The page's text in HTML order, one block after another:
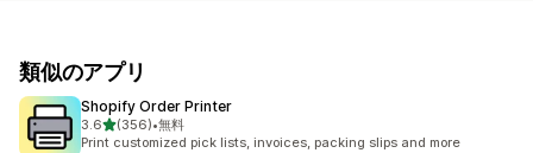
類似のアプリ
Shopify Order Printer
3.65つ星中
(356)
合計レビュー数：356件
•無料
Print customized pick lists, invoices, packing slips and more